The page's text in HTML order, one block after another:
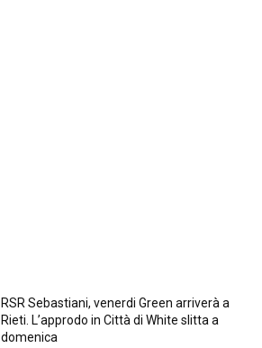
RSR Sebastiani, venerdi Green arriverà a
Rieti. L’approdo in Città di White slitta a
domenica